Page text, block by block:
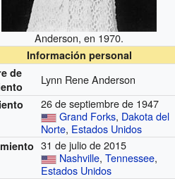
Anderson, en 1970.
Información personal
de
Lynn Rene Anderson
26 de septiembre de 1947
Grand Forks, Dakota del
Norte, Estados Unidos
31 de julio de 2015
Nashville,Tennessee,
Estados Unidos